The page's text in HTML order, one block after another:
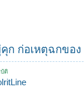
ก ก่อเหตุฉกขอ
ติ